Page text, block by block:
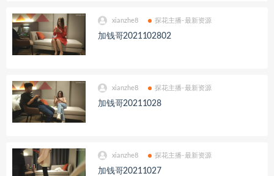
xianzhe8 探花主播-最新资源
加钱哥2021102802
xianzhe8 探花主播-最新资源
加钱哥20211028
xianzhe8 探花主播-最新资源
加钱哥20211027